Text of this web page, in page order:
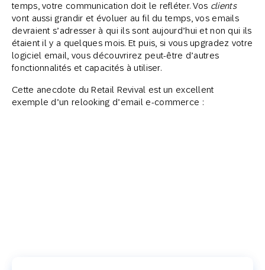
temps, votre communication doit le refléter. Vos clients
vont aussi grandir et évoluer au fil du temps, vos emails
devraient s’adresser à qui ils sont aujourd’hui et non qui ils
étaient il y a quelques mois. Et puis, si vous upgradez votre
logiciel email, vous découvrirez peut-être d’autres
fonctionnalités et capacités à utiliser.
Cette anecdote du Retail Revival est un excellent
exemple d’un relooking d’email e-commerce :